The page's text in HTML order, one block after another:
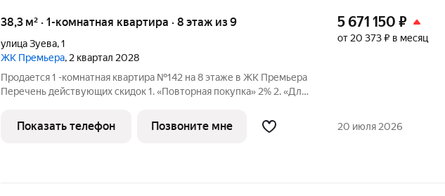
38,3 м² · 1-комнатная квартира · 8 этаж из 9
улица Зуева,1
ЖК Премьера, 2 квартал 2028
Продается 1 -комнатная квартира №142 на 8 этаже в ЖК Премьера
Перечень действующих скидок 1. «Повторная покупка» 2% 2. «Для
большая скидка» от 1% до 3% По каждому виду скидок требуются
5 671 150 ₽
от 20 373 ₽ в месяц
Показать телефон Позвоните мне 20 июля 2026